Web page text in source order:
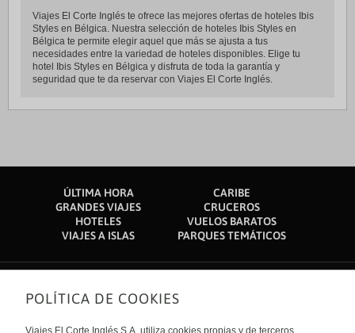
Viajes El Corte Inglés te ofrece las mejores ofertas de hoteles Ibis
Styles en Bélgica. Nuestra selección de hoteles Ibis Styles en
Bélgica te permite elegir aquel que más se ajusta a tus
necesidades entre la variedad de hoteles disponibles. Elige tu
hotel Ibis Styles en Bélgica y disfruta de toda la garantía y
seguridad que te da reservar con Viajes El Corte Inglés.
ÚLTIMA HORA
CARIBE
GRANDES VIAJES
CRUCEROS
HOTELES
VUELOS BARATOS
VIAJES A ISLAS
PARQUES TEMÁTICOS
Sobre nosotros
Quiénes somos
POLÍTICA DE COOKIES
Viajes El Corte Inglés S.A. utiliza cookies propias y de terceros